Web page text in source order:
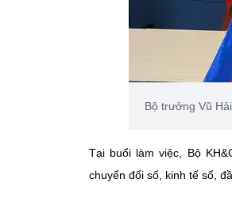
Bộ trưởng Vũ
Tại buổi làm việc, Bộ
chuyển đổi số, kinh tế số,